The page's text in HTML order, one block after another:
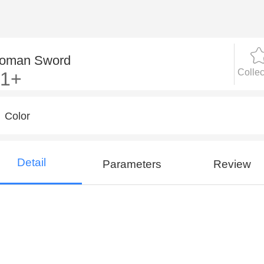
Sword
Color
Detail Parameters Review